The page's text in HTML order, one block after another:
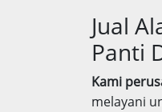
Jual
Panti
Kami
melayani